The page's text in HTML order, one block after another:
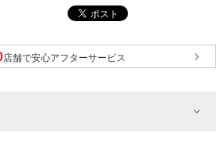
店舗で安心アフターサービス